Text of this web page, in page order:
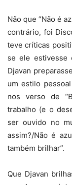
Não que “Não é
contrário, foi
teve críticas
se ele estivesse
Djavan
um estilo
nos verso de
trabalho (e o
ser ouvido no
assim?/Não é
também brilhar”.
Que Djavan